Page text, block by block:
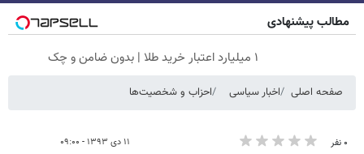
مطالب پیشنهادی
۱ میلیارد اعتبار خرید طلا | بدون ضامن و چک
صفحه اصلی اخبار سیاسی احزاب و شخصیت‌ها
۰ نفر ۱۱ دی ۱۳۹۳ - ۰۹:۰۰